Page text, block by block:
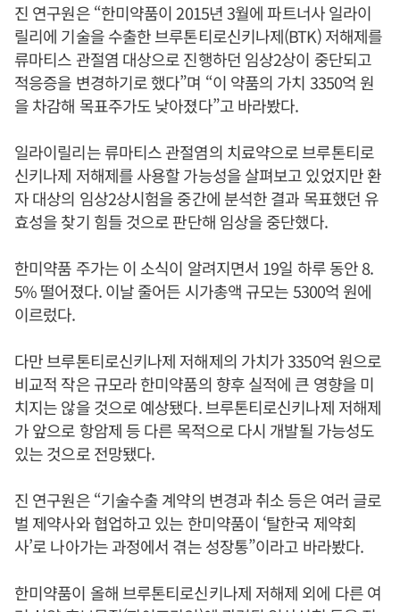
진 연구원은 “한미약품이 2015년 3월에 파트너사 일라이
릴리에 기술을 수출한 브루톤티로신키나제(BTK) 저해제를
류마티스 관절염 대상으로 진행하던 임상2상이 중단되고
적응증을 변경하기로 했다”며 “이 약품의 가치 3350억 원
을 차감해 목표주가도 낮아졌다”고 바라봤다.
일라이릴리는 류마티스 관절염의 치료약으로 브루톤티로
신키나제 저해제를 사용할 가능성을 살펴보고 있었지만 환
자 대상의 임상2상시험을 중간에 분석한 결과 목표했던 유
효성을 찾기 힘들 것으로 판단해 임상을 중단했다.
한미약품 주가는 이 소식이 알려지면서 19일 하루 동안 8.
5% 떨어졌다. 이날 줄어든 시가총액 규모는 5300억 원에
이르렀다.
다만 브루톤티로신키나제 저해제의 가치가 3350억 원으로
비교적 작은 규모라 한미약품의 향후 실적에 큰 영향을 미
치지는 않을 것으로 예상됐다. 브루톤티로신키나제 저해제
가 앞으로 항암제 등 다른 목적으로 다시 개발될 가능성도
있는 것으로 전망됐다.
진 연구원은 “기술수출 계약의 변경과 취소 등은 여러 글로
벌 제약사와 협업하고 있는 한미약품이 ‘탈한국 제약회
사’로 나아가는 과정에서 겪는 성장통”이라고 바라봤다.
한미약품이 올해 브루톤티로신키나제 저해제 외에 다른 여